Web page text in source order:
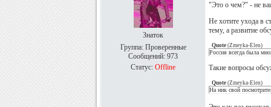
Знаток
Группа: Проверенные
Сообщений: 973
Статус: Offline
"Это о чем?" - не
Не хотите ухода в
тему, а развитие
Quote (Zmeyka-Elen)
Россия всегда была
Такие вопросы
Quote (Zmeyka-Elen)
На ник свой